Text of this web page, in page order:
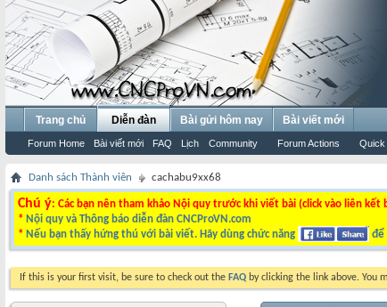
Trang chủ Diễn đàn
Forum Home Bài viết mới FAQ Lịch Community Forum Actions Quick
Bài gửi hôm nay Bài viết mới
Danh sách Thành viên cachabu9xx68
Chú ý: Các bạn nên tham khảo Nội quy trước khi viết bài (click vào liên kết
* Nội quy và Thông báo diễn đàn CNCProVN.com
* Nếu bạn thấy hứng thú với bài viết. Hãy dùng chức năng để
If this is your first visit, be sure to check out the FAQ by clicking the link above. You